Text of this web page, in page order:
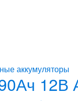
аккумуляторы
12В